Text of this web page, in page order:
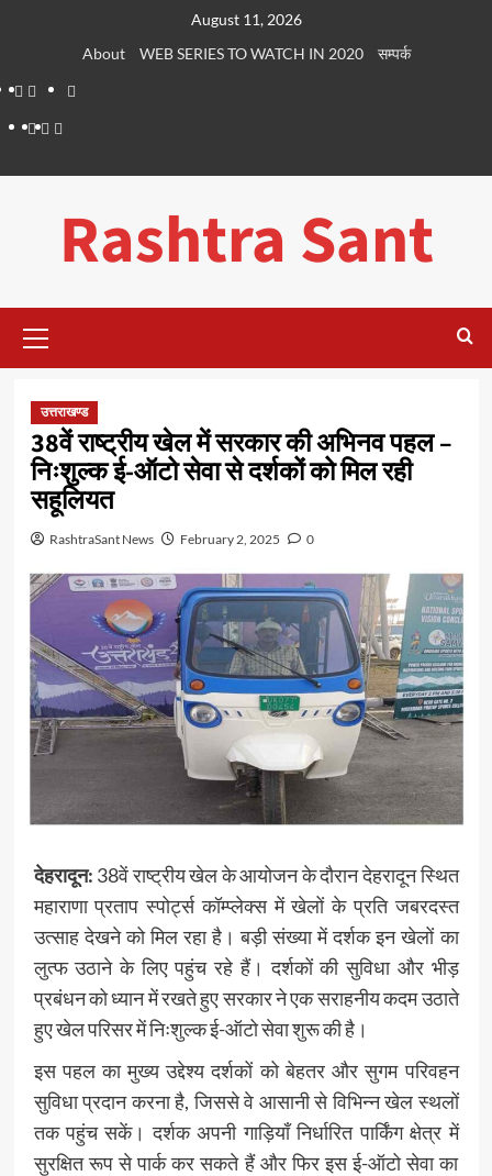
August 11, 2026
About
WEB SERIES TO WATCH IN 2020
सम्पर्क
About
WEB
SERIES
Dehradun
LifePlaces
सम्पर्क
Rashtra Sant
Menu
उत्तराखण्ड
38वें राष्ट्रीय खेल में सरकार की अभिनव पहल –
निःशुल्क ई-ऑटो सेवा से दर्शकों को मिल रही
सहूलियत
RashtraSant News February 2, 2025 0
देहरादून: 38वें राष्ट्रीय खेल के आयोजन के दौरान देहरादून स्थित
महाराणा प्रताप स्पोर्ट्स कॉम्प्लेक्स में खेलों के प्रति जबरदस्त
उत्साह देखने को मिल रहा है। बड़ी संख्या में दर्शक इन खेलों का
लुत्फ उठाने के लिए पहुंच रहे हैं। दर्शकों की सुविधा और भीड़
प्रबंधन को ध्यान में रखते हुए सरकार ने एक सराहनीय कदम उठाते
हुए खेल परिसर में निःशुल्क ई-ऑटो सेवा शुरू की है।
इस पहल का मुख्य उद्देश्य दर्शकों को बेहतर और सुगम परिवहन
सुविधा प्रदान करना है, जिससे वे आसानी से विभिन्न खेल स्थलों
तक पहुंच सकें। दर्शक अपनी गाड़ियाँ निर्धारित पार्किंग क्षेत्र में
सुरक्षित रूप से पार्क कर सकते हैं और फिर इस ई-ऑटो सेवा का